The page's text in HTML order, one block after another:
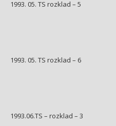
1993. 05. TS rozklad – 5
1993. 05. TS rozklad – 6
1993.06.TS – rozklad – 3